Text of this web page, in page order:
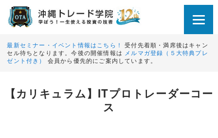
最新セミナー・イベント情報はこちら！ 受付先着順・満席後はキャン
セル待ちとなります。今後の開催情報は メルマガ登録（５大特典プレ
ゼント付き）
会員から優先的にご案内しています。
【カリキュラム】ITプロトレーダーコー
ス